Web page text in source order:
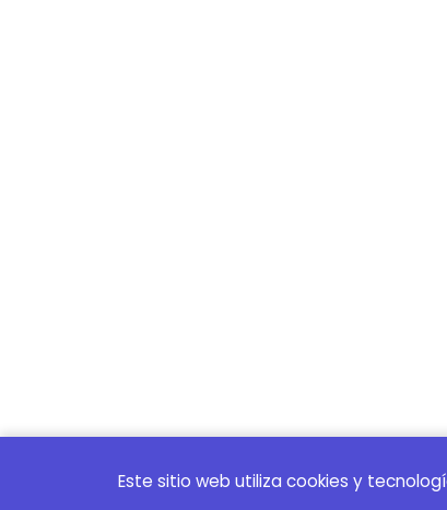
Este sitio web utiliza cookies y